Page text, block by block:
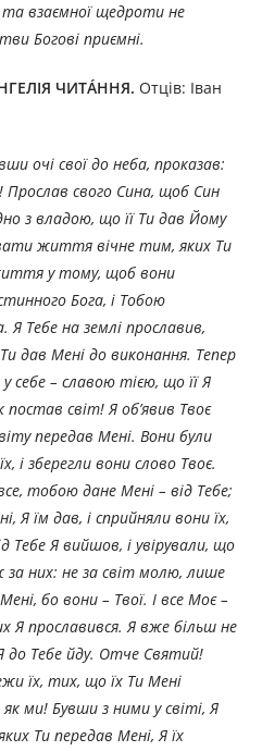
та взаємної щедроти не
Богові приємні.
ЧИТÁННЯ. Отців: Іван
очі свої до неба, проказав:
свого Сина, щоб Син
з владою, що її Ти дав Йому
життя вічне тим, яких Ти
у тому, щоб вони
Бога, і Тобою
Я Тебе на землі прославив,
дав Мені до виконання. Тепер
себе – славою тією, що її Я
світ! Я об’явив Твоє
передав Мені. Вони були
і зберегли вони слово Твоє.
тобою дане Мені – від Тебе;
Я їм дав, і сприйняли вони їх,
Тебе Я вийшов, і увірували, що
них: не за світ молю, лише
бо вони – Твої. І все Моє –
Я прославився. Я вже більш не
Я до Тебе йду. Отче Святий!
їх, тих, що їх Ти Мені
ми! Бувши з ними у світі, Я
Ти передав Мені, Я їх